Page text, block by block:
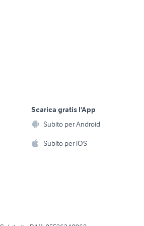
Biciclette
Scarica gratis l'App
Subito per Android
Subito per iOS